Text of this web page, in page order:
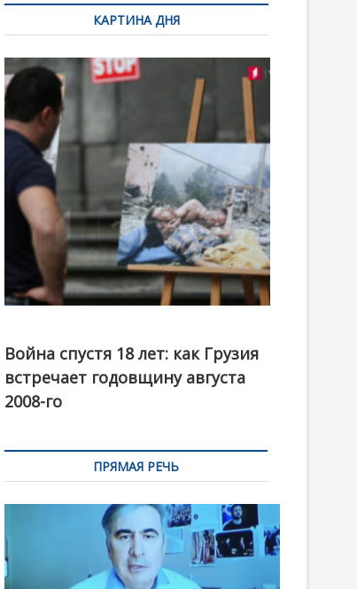
t
t
o
n
КАРТИНА ДНЯ
канал
Война спустя 18 лет: как Грузия
встречает годовщину августа
2008-го
ПРЯМАЯ РЕЧЬ